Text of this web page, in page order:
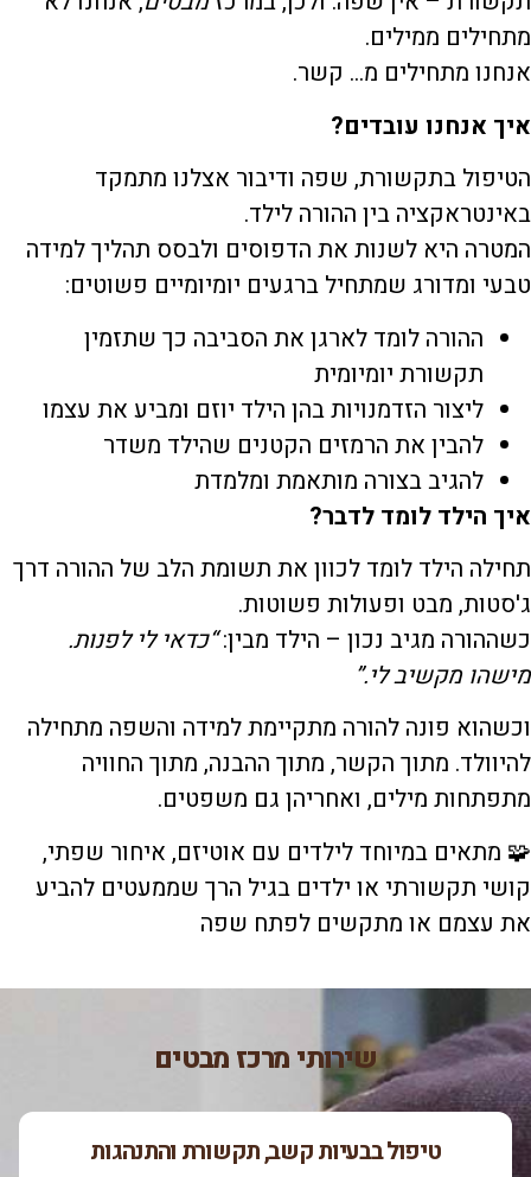
מתחילים ממילים.
אנחנו מתחילים מ… קשר.
איך אנחנו עובדים?
הטיפול בתקשורת, שפה ודיבור אצלנו מתמקד
באינטראקציה בין ההורה לילד.
המטרה היא לשנות את הדפוסים ולבסס תהליך למידה
טבעי ומדורג שמתחיל ברגעים יומיומיים פשוטים:
ההורה לומד לארגן את הסביבה כך שתזמין
תקשורת יומיומית
ליצור הזדמנויות בהן הילד יוזם ומביע את עצמו
להבין את הרמזים הקטנים שהילד משדר
להגיב בצורה מותאמת ומלמדת
איך הילד לומד לדבר?
תחילה הילד לומד לכוון את תשומת הלב של ההורה דרך
ג'סטות, מבט ופעולות פשוטות.
כשההורה מגיב נכון – הילד מבין:“כדאי לי לפנות.
מישהו מקשיב לי.”
וכשהוא פונה להורה מתקיימת למידה והשפה מתחילה
להיוולד. מתוך הקשר, מתוך ההבנה, מתוך החוויה
מתפתחות מילים, ואחריהן גם משפטים.
🧩 מתאים במיוחד לילדים עם אוטיזם, איחור שפתי,
קושי תקשורתי או ילדים בגיל הרך שממעטים להביע
את עצמם או מתקשים לפתח שפה
שירותי מרכז מבטים
טיפול בבעיות קשב, תקשורת והתנהגות